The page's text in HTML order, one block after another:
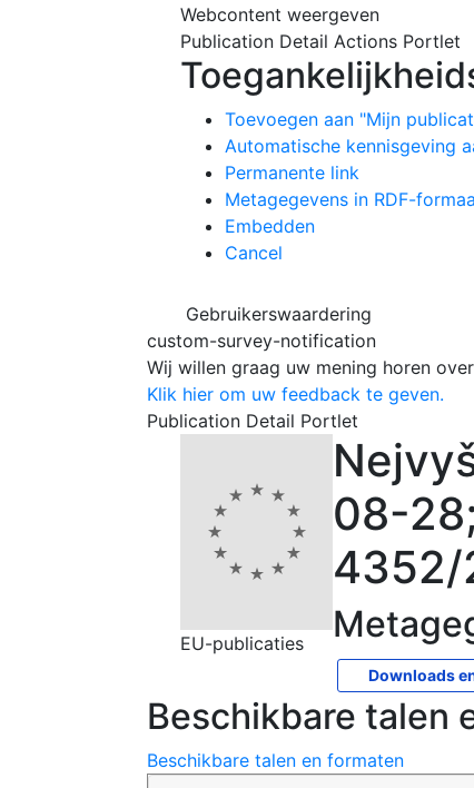
Webcontent weergeven
Publication Detail Actions Portlet
Publication Detail
Toevoegen aan "Mijn
Automatische kennisgeving
Permanente link
Metagegevens in RDF-
Embedden
Cancel
Gebruikerswaardering
custom-survey-notification
Wij willen graag uw mening horen
Klik hier om uw feedback te geven.
Publication Detail Portlet
EU-publicaties
08-
4352/
Downloads
Beschikbare talen
Beschikbare talen en formaten